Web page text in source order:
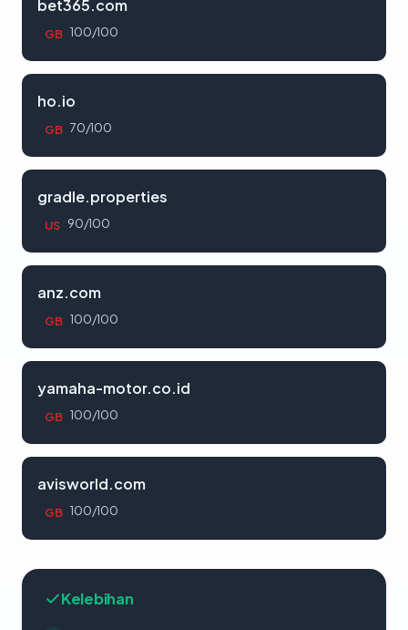
bet365.com
GB 100/100
ho.io
GB 70/100
gradle.properties
US 90/100
anz.com
GB 100/100
yamaha-motor.co.id
GB 100/100
avisworld.com
GB 100/100
Kelebihan